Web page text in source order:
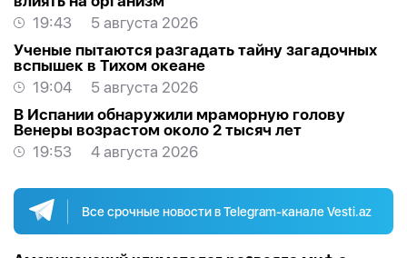
19:43
5 августа 2026
Ученые пытаются разгадать тайну загадочных
вспышек в Тихом океане
19:04
5 августа 2026
В Испании обнаружили мраморную голову
Венеры возрастом около 2 тысяч лет
19:53
4 августа 2026
Все срочные новости в Telegram-канале Vesti.az